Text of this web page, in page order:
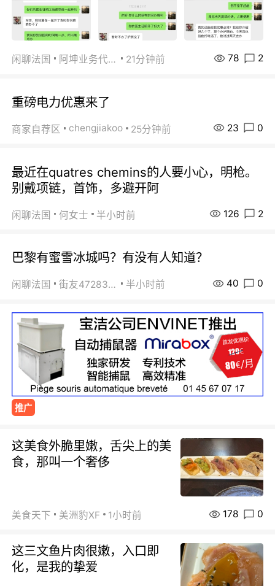
闲聊法国 阿坤业务代办 21分钟前 78 2
重磅电力优惠来了
商家自荐区 chengjiakoo 25分钟前 23 0
最近在quatres chemins的人要小心，明枪。
别戴项链，首饰，多避开阿
闲聊法国 何女士 半小时前 126 2
巴黎有蜜雪冰城吗？有没有人知道？
闲聊法国 街友472838572 半小时前 40 0
推广
这美食外脆里嫩，舌尖上的美
食，那叫一个奢侈
美食天下 美洲豹XF 1小时前 178 0
这三文鱼片肉很嫩，入口即
化，是我的挚爱